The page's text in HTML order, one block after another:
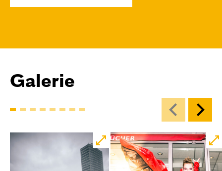
Mit künstlerischer Audiodeskription
Di, 15.12. / 10:00 – 12:00
Touchtour
Galerie